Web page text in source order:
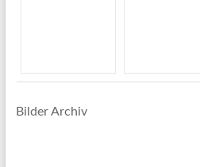
Bilder Archiv